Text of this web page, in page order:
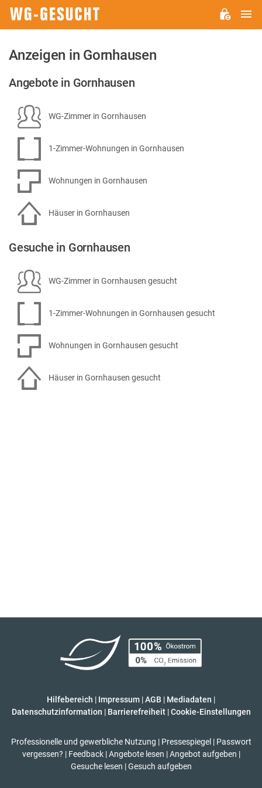
Anzeigen in Gornhausen
Angebote in Gornhausen
WG-Zimmer in Gornhausen
1-Zimmer-Wohnungen in Gornhausen
Wohnungen in Gornhausen
Häuser in Gornhausen
Gesuche in Gornhausen
WG-Zimmer in Gornhausen gesucht
1-Zimmer-Wohnungen in Gornhausen gesucht
Wohnungen in Gornhausen gesucht
Häuser in Gornhausen gesucht
Hilfebereich | Impressum |AGB | Mediadaten |
Datenschutzinformation | Barrierefreiheit | Cookie-Einstellungen
Professionelle und gewerbliche Nutzung | Pressespiegel | Passwort
vergessen? | Feedback | Angebote lesen | Angebot aufgeben |
Gesuche lesen | Gesuch aufgeben